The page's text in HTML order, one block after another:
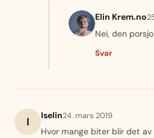
Elin Krem.no
Nei, den
Svar
I Iselin24. mars 2019
Hvor mange biter blir det av